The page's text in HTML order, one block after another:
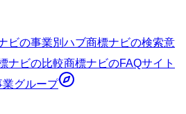
ビの事業別ハブ商標ナビの検索意
ナビの比較商標ナビのFAQサイト
業グループ